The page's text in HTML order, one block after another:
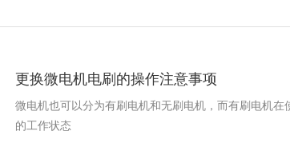
更换微电机电刷的操作注意事项
微电机也可以分为有刷电机和无刷电机，而有刷电机
的工作状态